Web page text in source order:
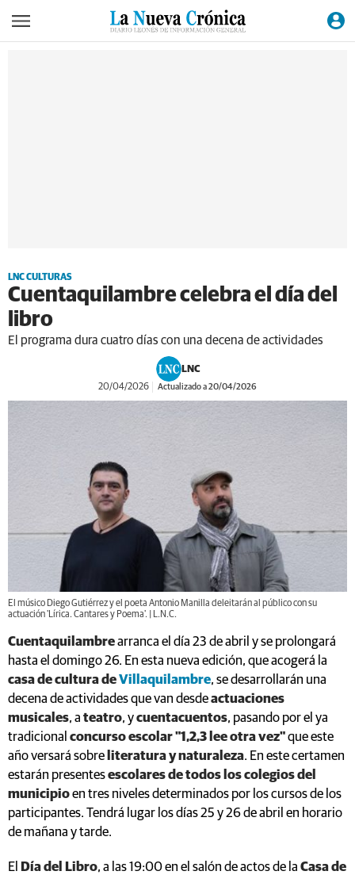
LNC CULTURAS
Cuentaquilambre celebra el día del
libro
El programa dura cuatro días con una decena de actividades
LNC
20/04/2026 Actualizado a 20/04/2026
El músico Diego Gutiérrez y el poeta Antonio Manilla deleitarán al público con su
actuación 'Lírica. Cantares y Poema'. | L.N.C.
Cuentaquilambrearranca el día 23 de abril y se prolongará
hasta el domingo 26. En esta nueva edición, que acogerá la
casa de cultura deVillaquilambre, se desarrollarán una
decena de actividades que van desdeactuaciones
musicales, a teatro, ycuentacuentos, pasando por el ya
tradicional concurso escolar "1,2,3 lee otra vez"que este
año versará sobre literatura y naturaleza. En este certamen
estarán presentesescolares de todos los colegios del
municipioen tres niveles determinados por los cursos de los
participantes. Tendrá lugar los días 25 y 26 de abril en horario
de mañana y tarde.
El Día del Libro, a las 19:00 en el salón de actos de la Casa de